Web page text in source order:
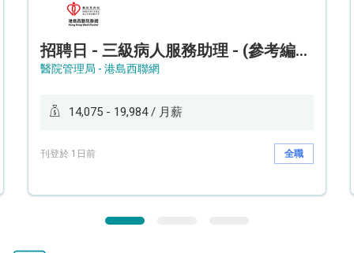
招聘日 - 三級病人服務助理 - (參考編號: HKWCS260107)
醫院管理局 - 港島西聯網
14,075 - 19,984 / 月薪
刊登於 1日前 全職